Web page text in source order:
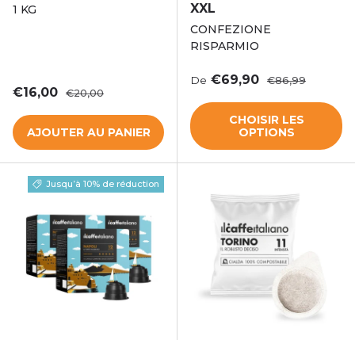
1 KG
Prix soldé
€16,00 Prix habituel
€20,00
AJOUTER AU PANIER
XXL
CONFEZIONE
RISPARMIO
Prix soldé
De €69,90 Prix habituel
€86,99
CHOISIR LES
OPTIONS
Jusqu’à 10% de réduction